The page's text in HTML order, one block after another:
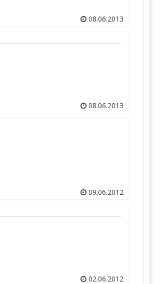
08.06.2013
08.06.2013
09.06.2012
02.06.2012